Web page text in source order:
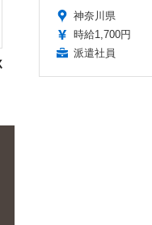
神奈川県
時給1,700円
派遣社員